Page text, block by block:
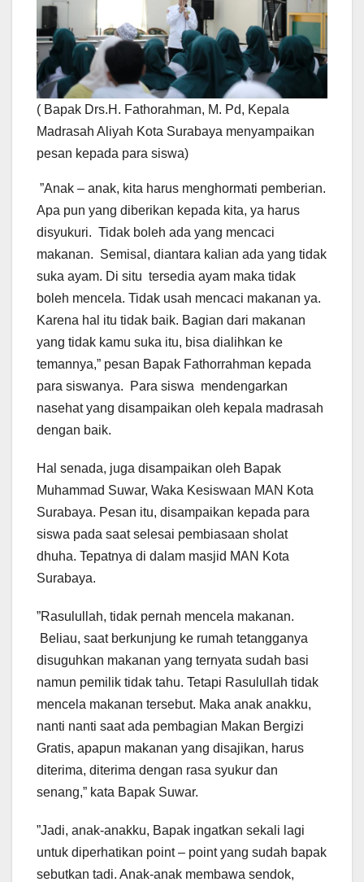
( Bapak Drs.H. Fathorahman, M. Pd, Kepala
Madrasah Aliyah Kota Surabaya menyampaikan
pesan kepada para siswa)
”Anak – anak, kita harus menghormati pemberian.
Apa pun yang diberikan kepada kita, ya harus
disyukuri. Tidak boleh ada yang mencaci
makanan. Semisal, diantara kalian ada yang tidak
suka ayam. Di situ tersedia ayam maka tidak
boleh mencela. Tidak usah mencaci makanan ya.
Karena hal itu tidak baik. Bagian dari makanan
yang tidak kamu suka itu, bisa dialihkan ke
temannya,” pesan Bapak Fathorrahman kepada
para siswanya. Para siswa mendengarkan
nasehat yang disampaikan oleh kepala madrasah
dengan baik.
Hal senada, juga disampaikan oleh Bapak
Muhammad Suwar, Waka Kesiswaan MAN Kota
Surabaya. Pesan itu, disampaikan kepada para
siswa pada saat selesai pembiasaan sholat
dhuha. Tepatnya di dalam masjid MAN Kota
Surabaya.
”Rasulullah, tidak pernah mencela makanan.
Beliau, saat berkunjung ke rumah tetangganya
disuguhkan makanan yang ternyata sudah basi
namun pemilik tidak tahu. Tetapi Rasulullah tidak
mencela makanan tersebut. Maka anak anakku,
nanti nanti saat ada pembagian Makan Bergizi
Gratis, apapun makanan yang disajikan, harus
diterima, diterima dengan rasa syukur dan
senang,” kata Bapak Suwar.
”Jadi, anak-anakku, Bapak ingatkan sekali lagi
untuk diperhatikan point – point yang sudah bapak
sebutkan tadi. Anak-anak membawa sendok,